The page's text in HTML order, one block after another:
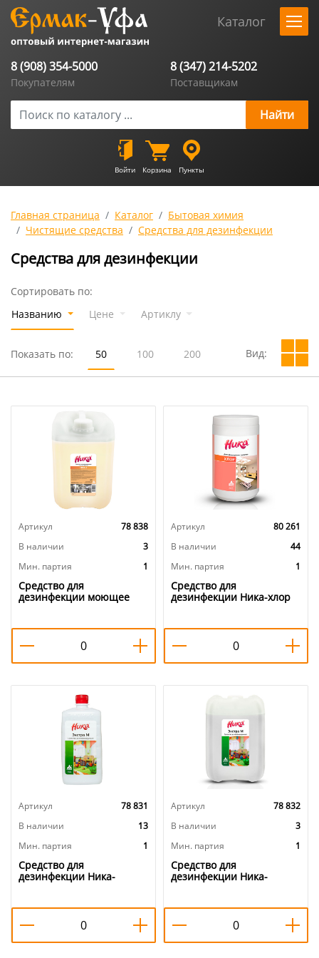
Каталог
8 (908) 354-5000
Покупателям
8 (347) 214-5202
Поставщикам
Войти Корзина Пункты
Главная страница Каталог
Бытовая химия
Чистящие средства
Средства для дезинфекции
Средства для дезинфекции
Сортировать по:
Названию
Цене Артиклу
Показать по: 50 100 200 Вид:
Артикул
78 838
В наличии
3
Мин. партия
1
Средство для
дезинфекции моющее
5кг, 1/4
Артикул
80 261
В наличии
44
Мин. партия
1
Средство для
дезинфекции Ника-хлор
Артикул
78 831
В наличии
13
Мин. партия
1
Средство для
дезинфекции Ника-
Артикул
78 832
В наличии
3
Мин. партия
1
Средство для
дезинфекции Ника-